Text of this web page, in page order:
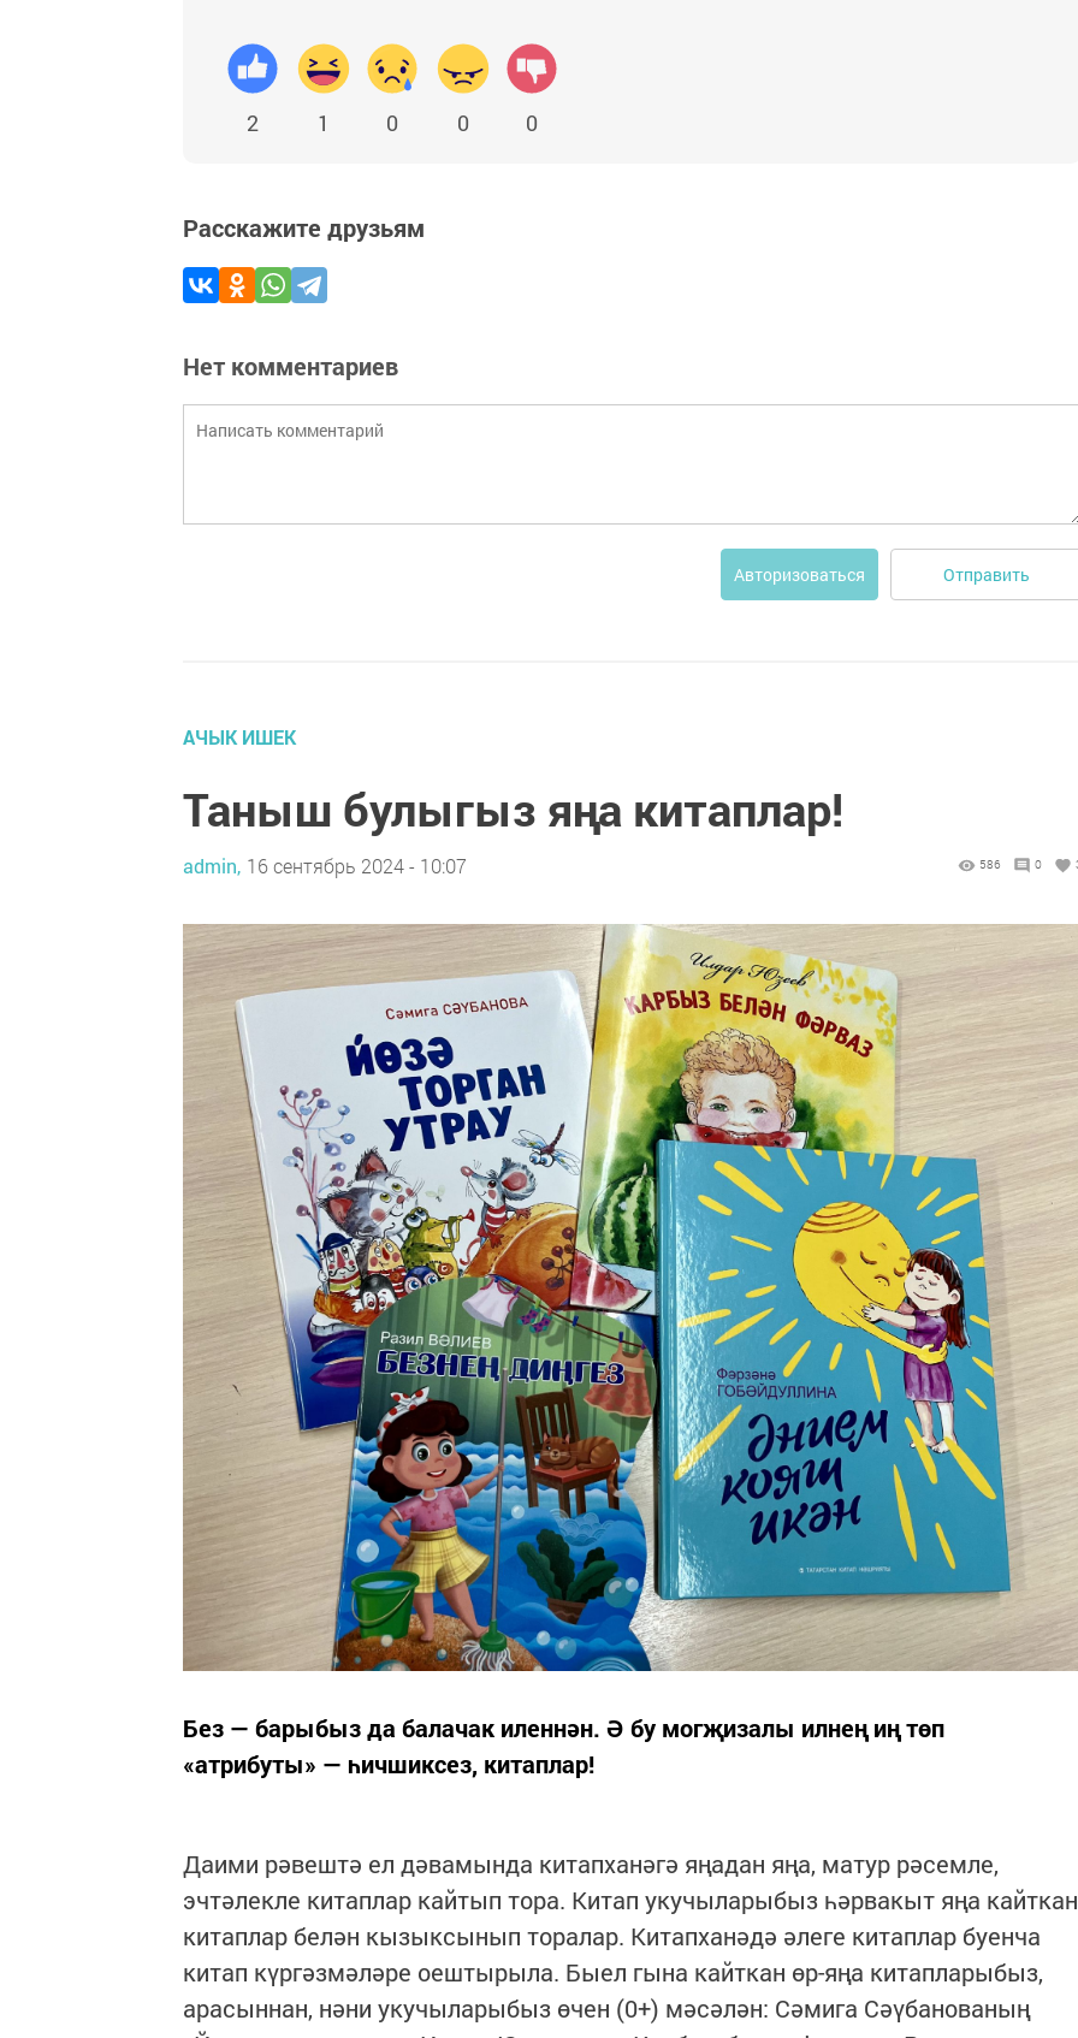
2 1 0 0 0
Расскажите друзьям
Нет комментариев
Авторизоваться Отправить
АЧЫК ИШЕК
Таныш булыгыз яңа китаплар!
admin, 16 сентябрь 2024 - 10:07 586 0
Без — барыбыз да балачак иленнән. Ә бу могҗизалы илнең иң төп
«атрибуты» — һичшиксез, китаплар!
Даими рәвештә ел дәвамында китапханәгә яңадан яңа, матур рәсемле,
эчтәлекле китаплар кайтып тора. Китап укучыларыбыз һәрвакыт яңа кайткан
китаплар белән кызыксынып торалар. Китапханәдә әлеге китаплар буенча
китап күргәзмәләре оештырыла. Быел гына кайткан өр-яңа китапларыбыз,
арасыннан, нәни укучыларыбыз өчен (0+) мәсәлән: Сәмига Сәүбанованың